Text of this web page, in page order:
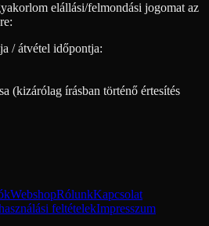
elállási/felmondási jogomat az
/ átvétel időpontja:
(kizárólag írásban történő értesítés
WebshopRólunkKapcsolat
feltételekImpresszum